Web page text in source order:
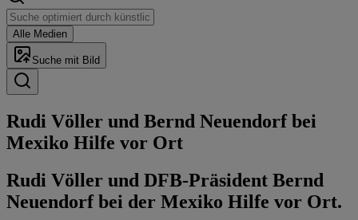
Alle Medien
Suche mit Bild
Rudi Völler und Bernd Neuendorf bei
Mexiko Hilfe vor Ort
Rudi Völler und DFB-Präsident Bernd
Neuendorf bei der Mexiko Hilfe vor Ort.